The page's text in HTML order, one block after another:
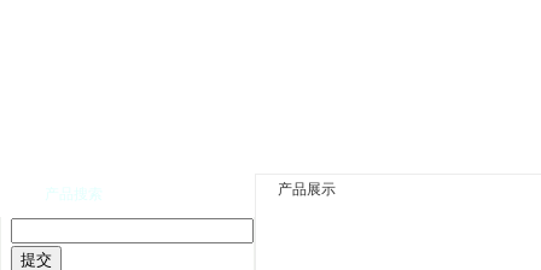
产品搜索 产品展示